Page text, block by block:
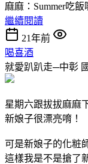
麻麻：Summer吃飯
繼續閱讀
21年前
喝喜酒
就愛趴趴走─中彰
星期六跟拔拔麻麻
新娘子很漂亮唷！
可是新娘子的化粧
這樣我是不是搶了